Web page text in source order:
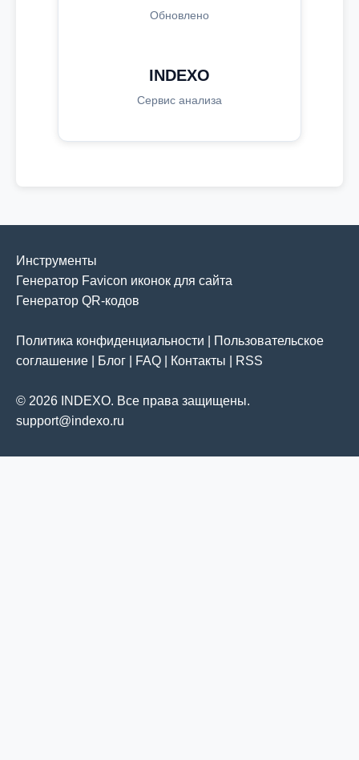
Обновлено
INDEXO
Сервис анализа
Инструменты
Генератор Favicon иконок для сайта
Генератор QR-кодов
Политика конфиденциальности
Пользовательское
соглашение
Блог FAQ Контакты RSS
© 2026 INDEXO. Все права защищены.
support@indexo.ru